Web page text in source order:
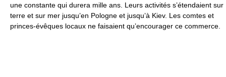
une constante qui durera mille ans. Leurs activités s’étendaient sur
terre et sur mer jusqu’en Pologne et jusqu’à Kiev. Les comtes et
princes-évêques locaux ne faisaient qu’encourager ce commerce.